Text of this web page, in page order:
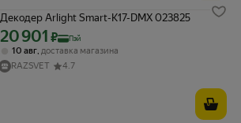
Декодер Arlight Smart-K17-DMX 023825
Цена с картой Яндекс Пэй 20901 ₽ вместо
20 901 ₽ Пэй
10 авг доставка магазина
RAZSVET
4.7